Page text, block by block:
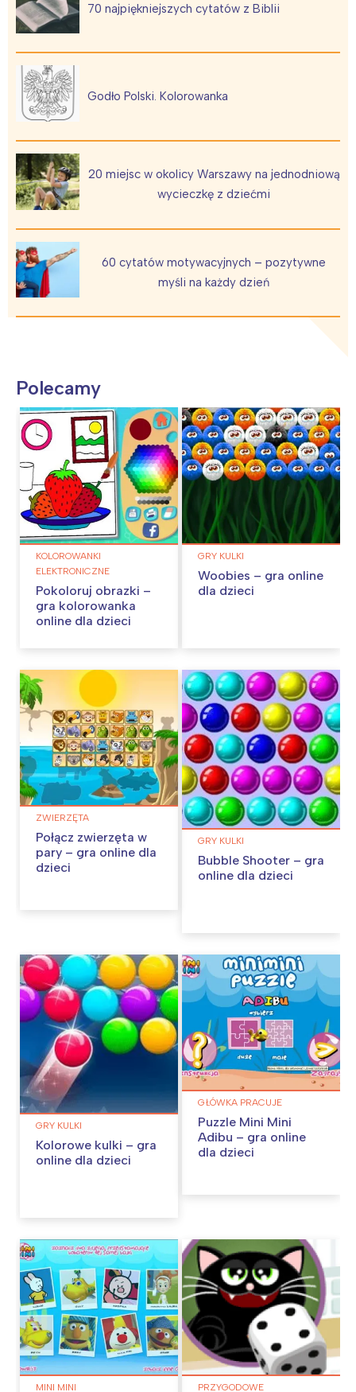
70 najpiękniejszych cytatów z Biblii
Godło Polski. Kolorowanka
20 miejsc w okolicy Warszawy na jednodniową
wycieczkę z dziećmi
60 cytatów motywacyjnych – pozytywne
myśli na każdy dzień
Polecamy
KOLOROWANKI
ELEKTRONICZNE
Pokoloruj obrazki –
gra kolorowanka
online dla dzieci
GRY KULKI
Woobies – gra online
dla dzieci
ZWIERZĘTA
Połącz zwierzęta w
pary – gra online dla
dzieci
GRY KULKI
Bubble Shooter – gra
online dla dzieci
GRY KULKI
Kolorowe kulki – gra
online dla dzieci
GŁÓWKA PRACUJE
Puzzle Mini Mini
Adibu – gra online
dla dzieci
MINI MINI PRZYGODOWE
Interesują mnie wydarzenia z
tego regionu:
Warszawa
Trójmiasto
Poznań
Wrocław
Śląsk
Północ
Wszystkie